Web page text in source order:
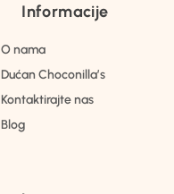
Informacije
O nama
Dućan Choconilla’s
Kontaktirajte nas
Blog